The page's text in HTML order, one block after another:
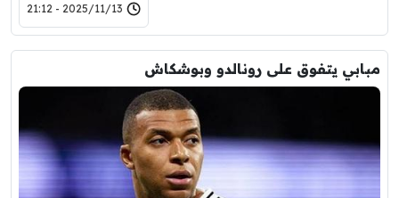
2025/11/13 - 21:12
مبابي يتفوق على رونالدو وبوشكاش